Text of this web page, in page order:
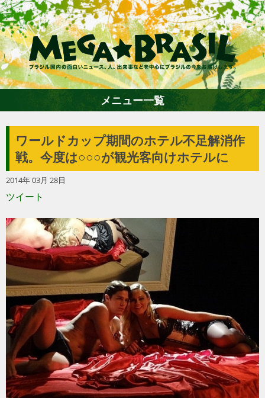
ホーム
エンターテイメント
グルメ
トラベル
サッカー
PEOPLE
ビジネス
メニュー一覧
ワールドカップ期間のホテル不足解消作
戦。今度は○○○が観光客向けホテルに
2014年 03月 28日
ツイート